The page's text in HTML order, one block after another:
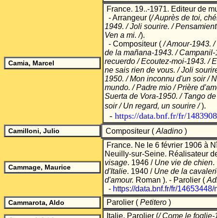
Camia, Marcel
France. 19..-1971. Editeur de
- Arrangeur (/ Auprès de toi,
1949. / Joli sourire. /
Ven a mi. /).
- Compositeur (/ Amour-1943.
de la mañana-1943. /
recuerdo / Ecoutez-moi-1943. /
ne sais rien de vous. / Joli
1950. / Mon inconnu d'un soir /
mundo. / Padre mio / Prière
Suerta de Vora-1950. / Tango
soir / Un regard, un sourire /).
- https://data.bnf.fr/fr/
Camilloni, Julio Compositeur ( Aladino )
Cammage, Maurice
France. Ne le 6 février 1906 à
Neuilly-sur-Seine. Réalisateur
visage. 1946 / Une vie de chien.
d'Italie. 1940 / Une de la
d'amour. Roman ). - Parolier (
- https://data.bnf.fr/fr/
Cammarota, Aldo Parolier ( Petitero )
Italie. Parolier (/ Come le foglie-